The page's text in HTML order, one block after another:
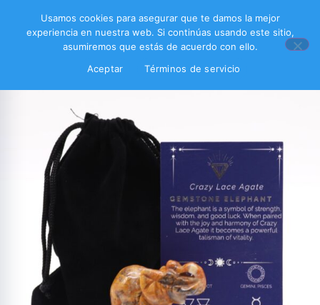
Usamos cookies para asegurar que te damos la mejor
experiencia en nuestra web. Si continúas usando este sitio,
asumiremos que estás de acuerdo con ello.
Aceptar
Términos de servicio